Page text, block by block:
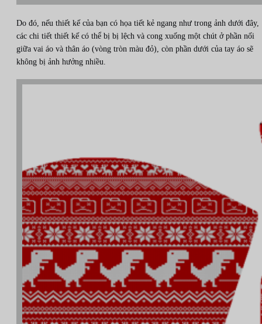
Do đó, nếu thiết kế của bạn có họa tiết kẻ ngang như trong ảnh dưới đây,
các chi tiết thiết kế có thể bị bị lệch và cong xuống một chút ở phần nối
giữa vai áo và thân áo (vòng tròn màu đỏ), còn phần dưới của tay áo sẽ
không bị ảnh hưởng nhiều.